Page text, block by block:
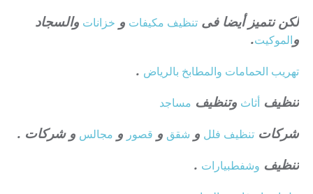
لكن نتميز أيضا فى تنظيف مكيفات و خزانات والسجاد
والموكيت.
تهريب الحمامات والمطابخ بالرياض .
تنظيف أثاث وتنظيف مساجد
شركات تنظيف فلل و شقق و قصور و مجالس و شركات .
تنظيف وشفطبيارات .